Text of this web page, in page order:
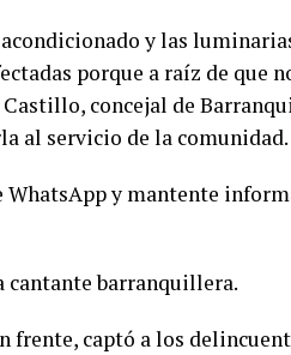
y las
porque a raíz de que
concejal de
al servicio de la comunidad.
y mantente
cantante barranquillera.
frente, captó a los